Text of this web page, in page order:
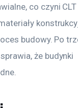
co czyni CLT
budowy. Po
że budynki